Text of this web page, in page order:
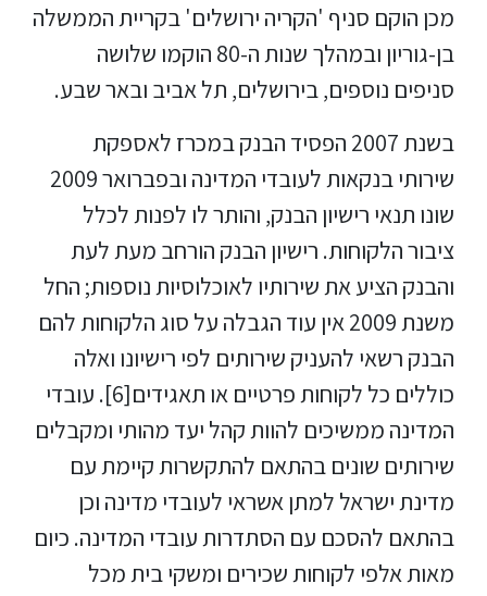
מכן הוקם סניף 'הקריה ירושלים' בקריית הממשלה
בן-גוריון ובמהלך שנות ה-80 הוקמו שלושה
סניפים נוספים, בירושלים, תל אביב ובאר שבע.
בשנת 2007 הפסיד הבנק במכרז לאספקת
שירותי בנקאות לעובדי המדינה ובפברואר 2009
שונו תנאי רישיון הבנק, והותר לו לפנות לכלל
ציבור הלקוחות. רישיון הבנק הורחב מעת לעת
והבנק הציע את שירותיו לאוכלוסיות נוספות; החל
משנת 2009 אין עוד הגבלה על סוג הלקוחות להם
הבנק רשאי להעניק שירותים לפי רישיונו ואלה
כוללים כל לקוחות פרטיים או תאגידים[6]. עובדי
המדינה ממשיכים להוות קהל יעד מהותי ומקבלים
שירותים שונים בהתאם להתקשרות קיימת עם
מדינת ישראל למתן אשראי לעובדי מדינה וכן
בהתאם להסכם עם הסתדרות עובדי המדינה. כיום
מאות אלפי לקוחות שכירים ומשקי בית מכל